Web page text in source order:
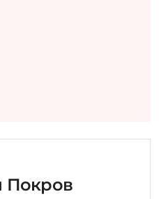
Покров